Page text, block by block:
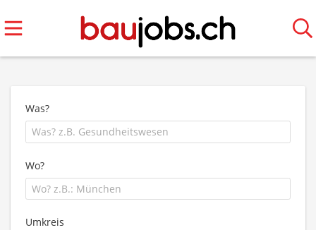
Was?
Wo?
Umkreis